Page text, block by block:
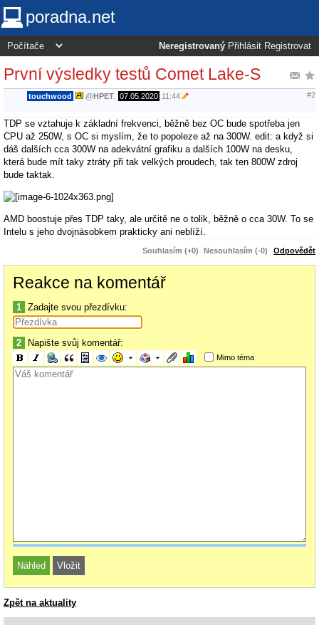
poradna.net
Neregistrovaný Přihlásit Registrovat
První výsledky testů Comet Lake-S
touchwood @HPET 07.05.2020 11:44 #2
TDP se vztahuje k základní frekvenci, běžně bez OC bude spotřeba jen
CPU až 250W, s OC si myslím, že to popoleze až na 300W. edit: a když si
dáš dalších cca 300W na adekvátní grafiku a dalších 100W na desku,
která bude mít taky ztráty při tak velkých proudech, tak ten 800W zdroj
bude taktak.
AMD boostuje přes TDP taky, ale určitě ne o tolik, běžně o cca 30W. To se
Intelu s jeho dvojnásobkem prakticky ani neblíží.
Souhlasím (+0) Nesouhlasím (-0) Odpovědět
Reakce na komentář
1 Zadajte svou přezdívku:
2 Napište svůj komentář:
Mimo téma
Zpět na aktuality